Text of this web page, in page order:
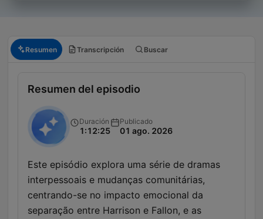
Resumen Transcripción Buscar
Resumen del episodio
Duración
1:12:25
Publicado
01 ago. 2026
Este episódio explora uma série de dramas
interpessoais e mudanças comunitárias,
centrando-se no impacto emocional da
separação entre Harrison e Fallon, e as